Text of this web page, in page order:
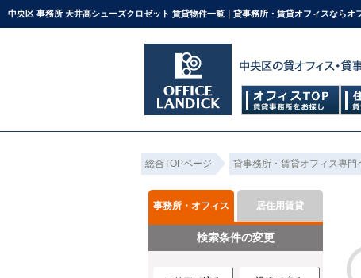
中央区 事務所 天井高シューズクロゼット 賃貸物件一覧｜貸事務所・賃貸オフィスならオ
総合TOPページ 貸事務所・賃貸オフィス専門
事務所・オフィス 居住用賃貸
検索条件の変更